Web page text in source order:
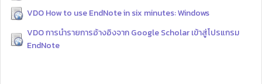
VDO How to use EndNote in six minutes: Windows
VDO การนำรายการอ้างอิงจาก Google Scholar เข้าสู่โปรแกรม
EndNote